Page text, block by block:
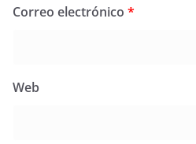
Correo electrónico *
Web